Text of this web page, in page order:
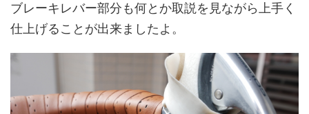
ブレーキレバー部分も何とか取説を見ながら上手く
仕上げることが出来ましたよ。